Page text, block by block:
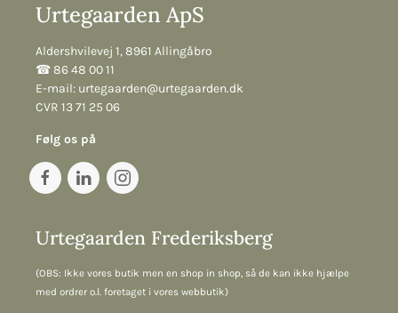
Urtegaarden ApS
Aldershvilevej 1, 8961 Allingåbro
☎︎ 86 48 00 11
E-mail: urtegaarden@urtegaarden.dk
CVR 13 71 25 06
Følg os på
Urtegaarden Frederiksberg
(OBS: Ikke vores butik men en shop in shop, så de kan ikke hjælpe
med ordrer o.l. foretaget i vores webbutik)